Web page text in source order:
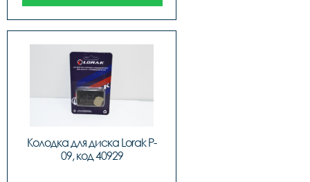
Колодка для диска Lorak P-
09, код 40929